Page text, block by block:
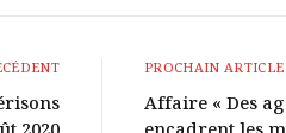
2020
PROCHAIN ARTICLE
Affaire « Des
encadrent les